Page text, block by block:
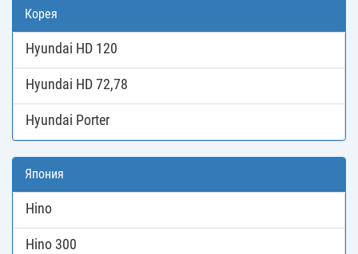
Корея
Hyundai HD 120
Hyundai HD 72,78
Hyundai Porter
Япония
Hino
Hino 300